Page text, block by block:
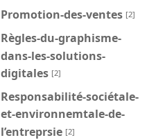
Promotion-des-ventes [2]
Règles-du-graphisme-
dans-les-solutions-
digitales [2]
Responsabilité-sociétale-
et-environnemtale-de-
l’entreprsie [2]